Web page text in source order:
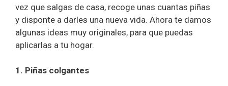
vez que salgas de casa, recoge unas cuantas piñas
y disponte a darles una nueva vida. Ahora te damos
algunas ideas muy originales, para que puedas
aplicarlas a tu hogar.
1. Piñas colgantes